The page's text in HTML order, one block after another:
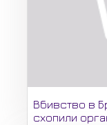
Вбивство в
схопили